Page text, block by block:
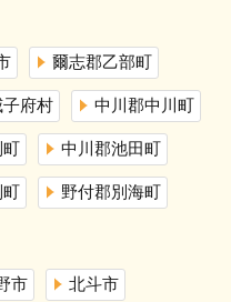
爾志郡乙部町
府村 中川郡中川町
町 中川郡池田町
町 野付郡別海町
市 北斗市